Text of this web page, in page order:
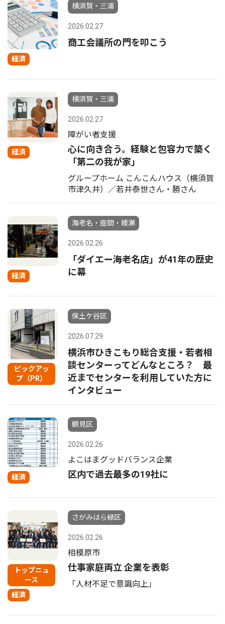
経済
横須賀・三浦
2026.02.27
商工会議所の門を叩こう
経済
横須賀・三浦
2026.02.27
障がい者支援
心に向き合う。経験と包容力で築く
「第二の我が家」
グループホーム こんこんハウス（横須賀
市津久井）／若井泰世さん・勝さん
経済
海老名・座間・綾瀬
2026.02.26
「ダイエー海老名店」が41年の歴史
に幕
ピックアッ
プ（PR）
保土ケ谷区
2026.07.29
横浜市ひきこもり総合支援・若者相
談センターってどんなところ？ 最
近までセンターを利用していた方に
インタビュー
経済
鶴見区
2026.02.26
よこはまグッドバランス企業
区内で過去最多の19社に
トップニュ
ース
経済
さがみはら緑区
2026.02.26
相模原市
仕事家庭両立 企業を表彰
「人材不足で意識向上」